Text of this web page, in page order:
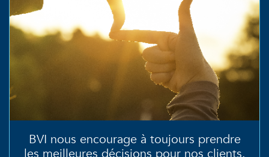
BVI nous encourage à toujours prendre
les meilleures décisions pour nos clients.